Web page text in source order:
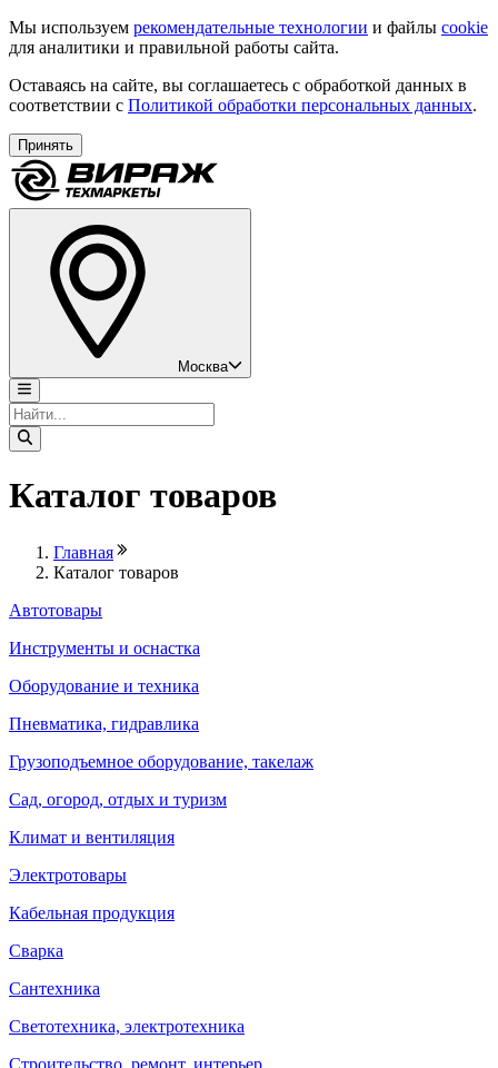
Мы используем рекомендательные технологии и файлы cookie
для аналитики и правильной работы сайта.
Оставаясь на сайте, вы соглашаетесь с обработкой данных в
соответствии с Политикой обработки персональных данных.
Принять
Москва
Каталог товаров
Главная
Каталог товаров
Автотовары
Инструменты и оснастка
Оборудование и техника
Пневматика, гидравлика
Грузоподъемное оборудование, такелаж
Сад, огород, отдых и туризм
Климат и вентиляция
Электротовары
Кабельная продукция
Сварка
Сантехника
Светотехника, электротехника
Строительство, ремонт, интерьер